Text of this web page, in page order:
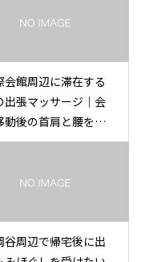
会館周辺に滞在する
出張マッサージ｜会
動後の首肩と腰を休
谷周辺で帰宅後に出